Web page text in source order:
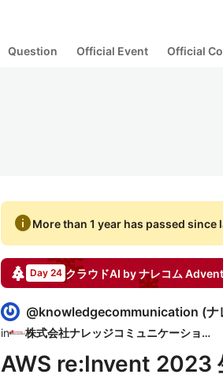
Question Official Event Official
infoMore than 1 year has passed since
Day 24 クラウドAI by ナレコム
@knowledgecommunication (ナ
in 株式会社ナレッジコミュニケーション
AWS re:Invent 2023